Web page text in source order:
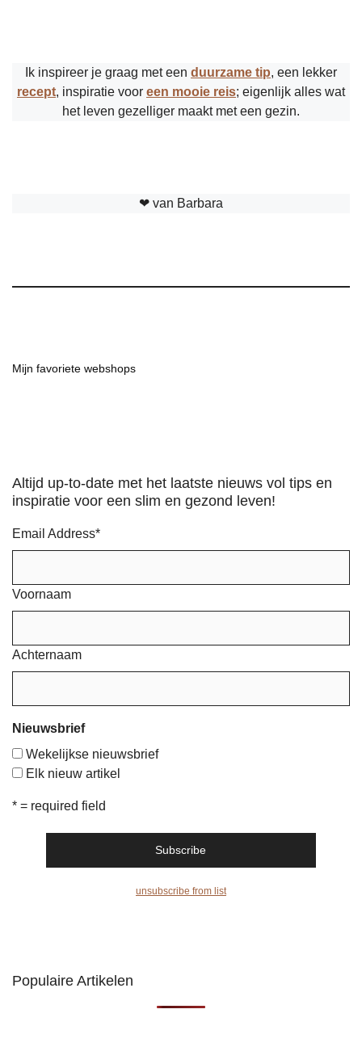
Ik inspireer je graag met een duurzame tip, een lekker
recept, inspiratie voor een mooie reis; eigenlijk alles wat
het leven gezelliger maakt met een gezin.
❤︎ van Barbara
Mijn favoriete webshops
Altijd up-to-date met het laatste nieuws vol tips en
inspiratie voor een slim en gezond leven!
Email Address*
Voornaam
Achternaam
Nieuwsbrief
Wekelijkse nieuwsbrief
Elk nieuw artikel
* = required field
unsubscribe from list
Populaire Artikelen